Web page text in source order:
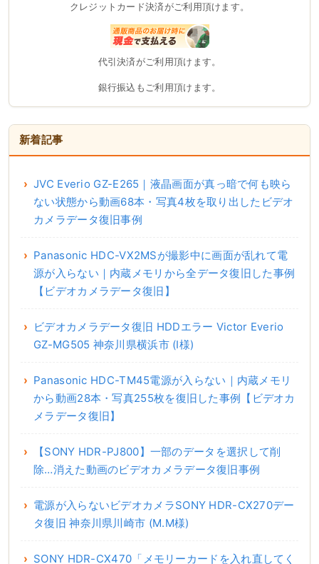
クレジットカード決済がご利用頂けます。
代引決済がご利用頂けます。
銀行振込もご利用頂けます。
新着記事
JVC Everio GZ-E265｜液晶画面が真っ暗で何も映ら
ない状態から動画68本・写真4枚を取り出したビデオ
カメラデータ復旧事例
Panasonic HDC-VX2MSが撮影中に画面が乱れて電
源が入らない｜内蔵メモリから全データ復旧した事例
【ビデオカメラデータ復旧】
ビデオカメラデータ復旧 HDDエラー Victor Everio
GZ-MG505 神奈川県横浜市 (I様)
Panasonic HDC-TM45電源が入らない｜内蔵メモリ
から動画28本・写真255枚を復旧した事例【ビデオカ
メラデータ復旧】
【SONY HDR-PJ800】一部のデータを選択して削
除…消えた動画のビデオカメラデータ復旧事例
電源が入らないビデオカメラSONY HDR-CX270デー
タ復旧 神奈川県川崎市 (M.M様)
SONY HDR-CX470「メモリーカードを入れ直してく